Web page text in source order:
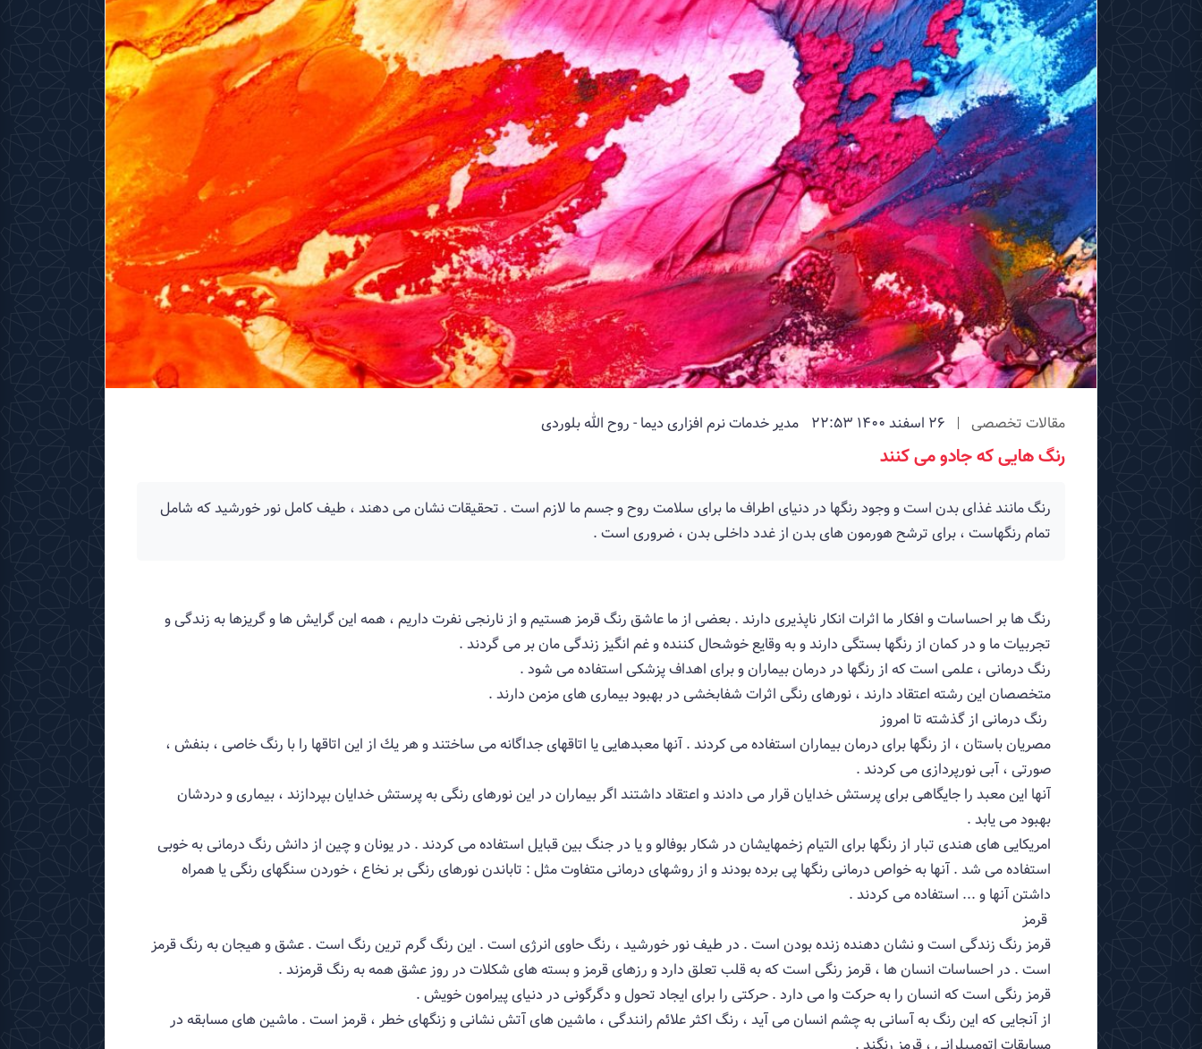
مقالات تخصصی 26 اسفند 1400 22:53 مدیر خدمات نرم افزاری دیما - روح الله بلوردی
رنگ هایی كه جادو می كنند
رنگ مانند غذای بدن است و وجود رنگها در دنیای اطراف ما برای سلامت روح و جسم ما لازم است . تحقیقات نشان می دهند ، طیف كامل نور خورشید كه شامل
تمام رنگهاست ، برای ترشح هورمون های بدن از غدد داخلی بدن ، ضروری است .
رنگ ها بر احساسات و افكار ما اثرات انكار ناپذیری دارند . بعضی از ما عاشق رنگ قرمز هستیم و از نارنجی نفرت داریم ، همه این گرایش ها و گریزها به زندگی و
تجربیات ما و در كمان از رنگها بستگی دارند و به وقایع خوشحال كننده و غم انگیز زندگی مان بر می گردند .
رنگ درمانی ، علمی است كه از رنگها در درمان بیماران و برای اهداف پزشكی استفاده می شود .
متخصصان این رشته اعتقاد دارند ، نورهای رنگی اثرات شفابخشی در بهبود بیماری های مزمن دارند .
رنگ درمانی از گذشته تا امروز
مصریان باستان ، از رنگها برای درمان بیماران استفاده می كردند . آنها معبدهایی یا اتاقهای جداگانه می ساختند و هر یك از این اتاقها را با رنگ خاصی ، بنفش ،
صورتی ، آبی نورپردازی می كردند .
آنها این معبد را جایگاهی برای پرستش خدایان قرار می دادند و اعتقاد داشتند اگر بیماران در این نورهای رنگی به پرستش خدایان بپردازند ، بیماری و دردشان
بهبود می یابد .
امریكایی های هندی تبار از رنگها برای التیام زخمهایشان در شكار بوفالو و یا در جنگ بین قبایل استفاده می كردند . در یونان و چین از دانش رنگ درمانی به خوبی
استفاده می شد . آنها به خواص درمانی رنگها پی برده بودند و از روشهای درمانی متفاوت مثل : تاباندن نورهای رنگی بر نخاع ، خوردن سنگهای رنگی یا همراه
داشتن آنها و ... استفاده می كردند .
قرمز
قرمز رنگ زندگی است و نشان دهنده زنده بودن است . در طیف نور خورشید ، رنگ حاوی انرژی است . این رنگ گرم ترین رنگ است . عشق و هیجان به رنگ قرمز
است . در احساسات انسان ها ، قرمز رنگی است كه به قلب تعلق دارد و رزهای قرمز و بسته های شكلات در روز عشق همه به رنگ قرمزند .
قرمز رنگی است كه انسان را به حركت وا می دارد . حركتی را برای ایجاد تحول و دگرگونی در دنیای پیرامون خویش .
از آنجایی كه این رنگ به آسانی به چشم انسان می آید ، رنگ اكثر علائم رانندگی ، ماشین های آتش نشانی و زنگهای خطر ، قرمز است . ماشین های مسابقه در